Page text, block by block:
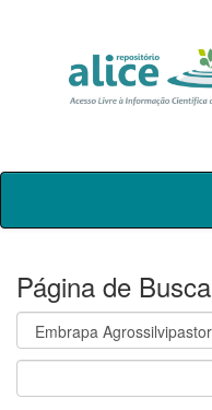
Skip
Página de Busca